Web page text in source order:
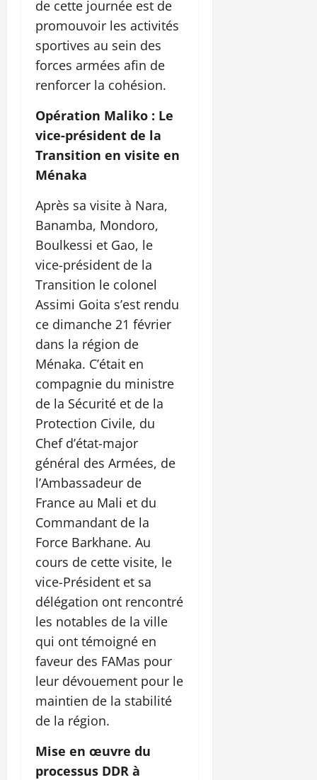
de cette journée est de
promouvoir les activités
sportives au sein des
forces armées afin de
renforcer la cohésion.
Opération Maliko : Le
vice-président de la
Transition en visite en
Ménaka
Après sa visite à Nara,
Banamba, Mondoro,
Boulkessi et Gao, le
vice-président de la
Transition le colonel
Assimi Goita s’est rendu
ce dimanche 21 février
dans la région de
Ménaka. C’était en
compagnie du ministre
de la Sécurité et de la
Protection Civile, du
Chef d’état-major
général des Armées, de
l’Ambassadeur de
France au Mali et du
Commandant de la
Force Barkhane. Au
cours de cette visite, le
vice-Président et sa
délégation ont rencontré
les notables de la ville
qui ont témoigné en
faveur des FAMas pour
leur dévouement pour le
maintien de la stabilité
de la région.
Mise en œuvre du
processus DDR à